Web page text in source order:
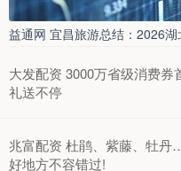
益通网 宜昌旅游总结：2026
大发配资 3000万省级消费券
礼送不停
兆富配资 杜鹃、紫藤、牡
好地方不容错过!